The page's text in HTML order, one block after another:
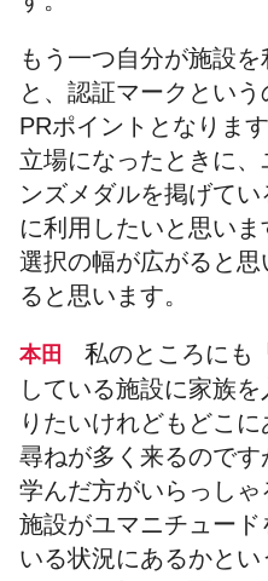
もう一つ自分が施設
と、認証マークとい
PRポイントとなりま
立場になったときに
ンズメダルを掲げて
に利用したいと思い
選択の幅が広がると思
ると思います。
本田私のところにも
している施設に家族
りたいけれどもどこ
尋ねが多く来るので
学んだ方がいらっし
施設がユマニチュー
いる状況にあるかと